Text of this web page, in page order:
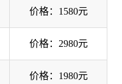
价格：1580元
价格：2980元
价格：1980元